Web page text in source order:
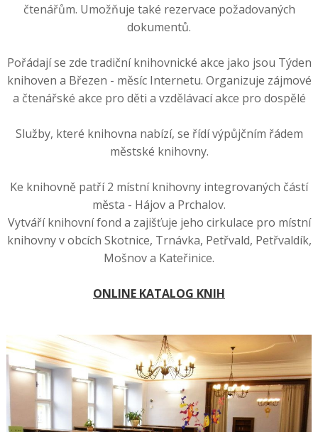
čtenářům. Umožňuje také rezervace požadovaných
dokumentů.
Pořádají se zde tradiční knihovnické akce jako jsou Týden
knihoven a Březen - měsíc Internetu. Organizuje zájmové
a čtenářské akce pro děti a vzdělávací akce pro dospělé
Služby, které knihovna nabízí, se řídí výpůjčním řádem
městské knihovny.
Ke knihovně patří 2 místní knihovny integrovaných částí
města - Hájov a Prchalov.
Vytváří knihovní fond a zajišťuje jeho cirkulace pro místní
knihovny v obcích Skotnice, Trnávka, Petřvald, Petřvaldík,
Mošnov a Kateřinice.
ONLINE KATALOG KNIH